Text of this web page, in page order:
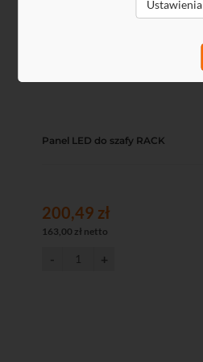
Ustawienia
Panel LED do szafy RACK
200,49 zł
163,00 zł netto